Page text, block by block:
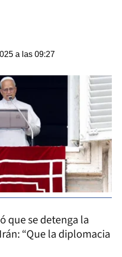
a las 09:27
que se detenga la
“Que la diplomacia